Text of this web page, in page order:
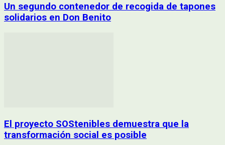
Un segundo contenedor de recogida de tapones
solidarios en Don Benito
El proyecto SOStenibles demuestra que la
transformación social es posible